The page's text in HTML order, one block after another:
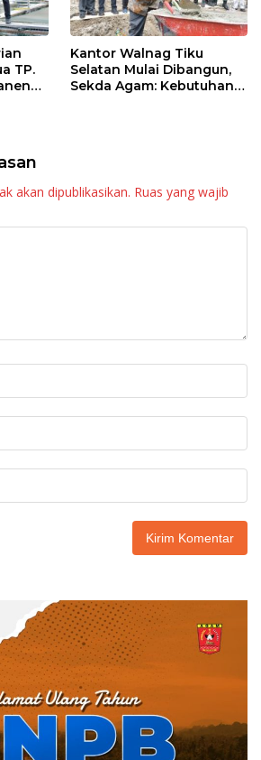
TP.
Kantor Walnag Tiku
Selatan Mulai Dibangun,
Sekda Agam: Kebutuhan
akan dipublikasikan. Ruas yang wajib